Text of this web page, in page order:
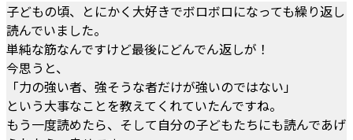
子どもの頃、とにかく大好きでボロボロになっても繰り返し
読んでいました。
単純な筋なんですけど最後にどんでん返しが！
今思うと、
「力の強い者、強そうな者だけが強いのではない」
という大事なことを教えてくれていたんですね。
もう一度読めたら、そして自分の子どもたちにも読んであげ